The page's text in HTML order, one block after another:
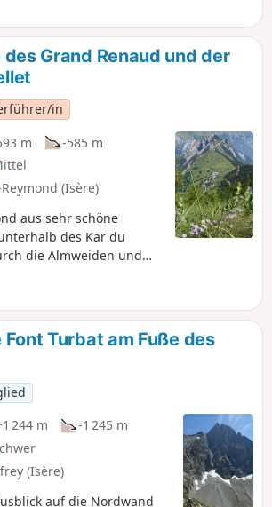
Rousses und
beginnt im
Reymond, das
Straße (mit gut
Col d'Ornon aus
im Schatten des
sie einen Kamm und
Jean erreicht. Ein
Kiefern führt zum
von wo aus man
Blick auf 3000
hat.
Grand Renaud und der
in
m
-585 m
(Isère)
aus sehr schöne
des Kar du
die Almweiden und
Turbat am Fuße des
244 m
-1 245 m
(Isère)
auf die Nordwand